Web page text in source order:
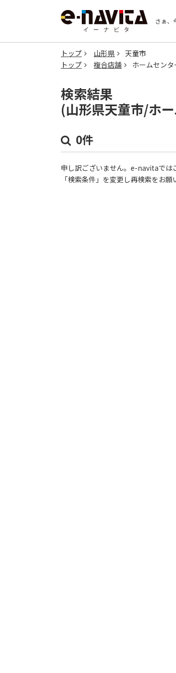
さぁ、
トップ 山形県
天童市
トップ
複合店舗 ホームセンタ
検索結果
(山形県天童市/ホ
0件
申し訳ございません。e-navitaでは
「検索条件」を変更し再検索をお願